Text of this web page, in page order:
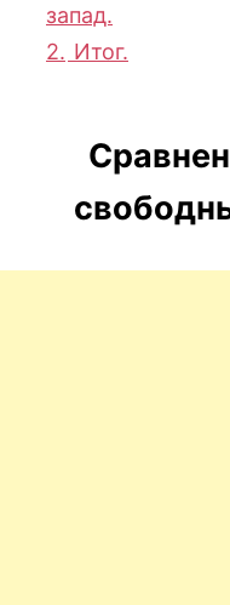
запад.
2. Итог.